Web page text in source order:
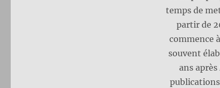
temps de
partir de
commence
souvent
ans après